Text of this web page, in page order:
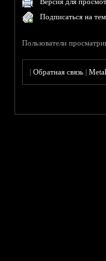
Подписаться на
Пользователи
|Обратная связь |